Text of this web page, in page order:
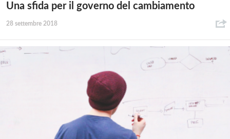
Una sfida per il governo del cambiamento
28 settembre 2018